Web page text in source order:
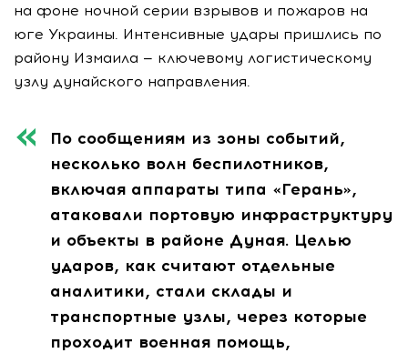
на фоне ночной серии взрывов и пожаров на
юге Украины. Интенсивные удары пришлись по
району Измаила — ключевому логистическому
узлу дунайского направления.
По сообщениям из зоны событий,
несколько волн беспилотников,
включая аппараты типа «Герань»,
атаковали портовую инфраструктуру
и объекты в районе Дуная. Целью
ударов, как считают отдельные
аналитики, стали склады и
транспортные узлы, через которые
проходит военная помощь,